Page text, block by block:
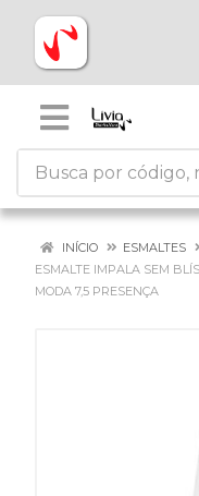
INÍCIO ESMALTES
ESMALTE IMPALA SEM
MODA 7,5 PRESENÇA